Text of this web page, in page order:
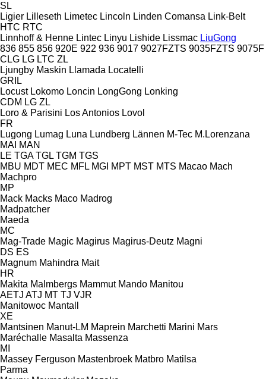
SL
Ligier Lilleseth Limetec Lincoln Linden Comansa Link-Belt
HTC RTC
Linnhoff & Henne Lintec Linyu Lishide Lissmac LiuGong
836 855 856 920E 922 936 9017 9027FZTS 9035FZTS 9075F
CLG LG LTC ZL
Ljungby Maskin Llamada Locatelli
GRIL
Locust Lokomo Loncin LongGong Lonking
CDM LG ZL
Loro & Parisini Los Antonios Lovol
FR
Lugong Lumag Luna Lundberg Lännen M-Tec M.Lorenzana
MAI MAN
LE TGA TGL TGM TGS
MBU MDT MEC MFL MGI MPT MST MTS Macao Mach
Machpro
MP
Mack Macks Maco Madrog
Madpatcher
Maeda
MC
Mag-Trade Magic Magirus Magirus-Deutz Magni
DS ES
Magnum Mahindra Mait
HR
Makita Malmbergs Mammut Mando Manitou
AETJ ATJ MT TJ VJR
Manitowoc Mantall
XE
Mantsinen Manut-LM Maprein Marchetti Marini Mars
Maréchalle Masalta Massenza
MI
Massey Ferguson Mastenbroek Matbro Matilsa
Parma